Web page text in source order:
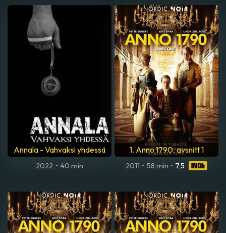
Annala - Vahvaksi yhdessä
2022 • 40 min
1. Anno 1790, avsnitt 1
2011 • 58 min • 7,5